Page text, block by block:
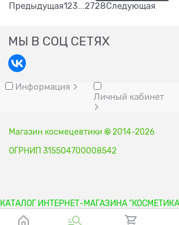
Предыдущая123 2728Следующая
МЫ В СОЦ СЕТЯХ
Информация
Личный кабинет
Магазин космецевтики © 2014-2026
ОГРНИП 315504700008542
КАТАЛОГ ИНТЕРНЕТ-МАГАЗИНА